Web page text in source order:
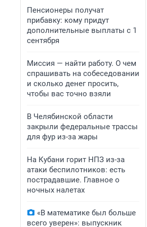
Пенсионеры получат
прибавку: кому придут
дополнительные выплаты с 1
сентября
Миссия — найти работу. О чем
спрашивать на собеседовании
и сколько денег просить,
чтобы вас точно взяли
В Челябинской области
закрыли федеральные трассы
для фур из-за жары
На Кубани горит НПЗ из-за
атаки беспилотников: есть
пострадавшие. Главное о
ночных налетах
«В математике был больше
всего уверен»: выпускник